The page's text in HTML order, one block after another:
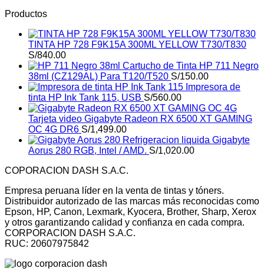
Productos
TINTA HP 728 F9K15A 300ML YELLOW T730/T830
S/840.00
Cartucho de Tinta HP 711 Negro
38ml (CZ129AL) Para T120/T520 S/150.00
Impresora de
tinta HP Ink Tank 115, USB S/560.00
Tarjeta video Gigabyte Radeon RX 6500 XT GAMING
OC 4G DR6 S/1,499.00
Refrigeracion liquida Gigabyte
Aorus 280 RGB, Intel / AMD. S/1,020.00
COPORACION DASH S.A.C.
Empresa peruana líder en la venta de tintas y tóners.
Distribuidor autorizado de las marcas más reconocidas como
Epson, HP, Canon, Lexmark, Kyocera, Brother, Sharp, Xerox
y otros garantizando calidad y confianza en cada compra.
CORPORACION DASH S.A.C.
RUC: 20607975842